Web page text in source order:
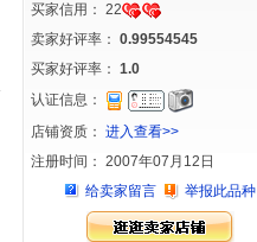
买家信用： 22
卖家好评率： 0.99554545
买家好评率： 1.0
认证信息：
店铺资质： 进入查看>>
注册时间： 2007年07月12日
给卖家留言
举报此品种